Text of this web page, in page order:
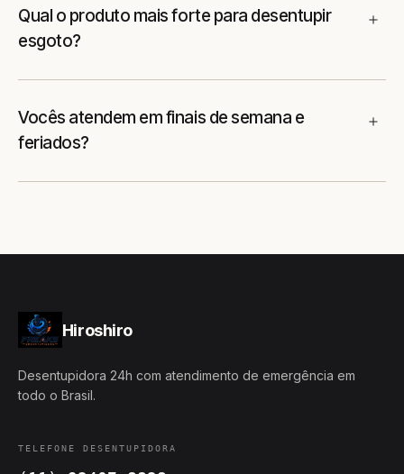
Qual o produto mais forte para desentupir
esgoto?
Vocês atendem em finais de semana e
feriados?
Hiroshiro
Desentupidora 24h com atendimento de emergência em
todo o Brasil.
TELEFONE DESENTUPIDORA